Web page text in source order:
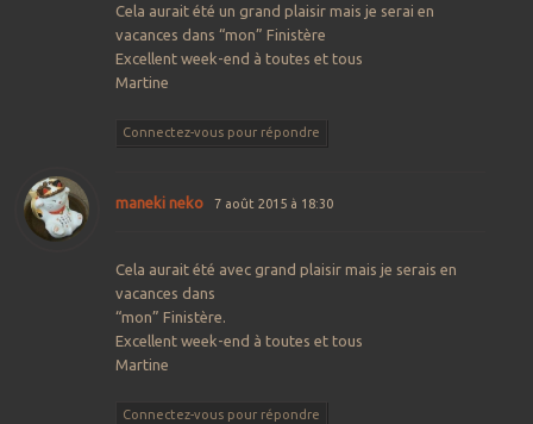
Cela aurait été un grand plaisir mais je serai en
vacances dans “mon” Finistère
Excellent week-end à toutes et tous
Martine
Connectez-vous pour répondre
maneki neko 7 août 2015 à 18:30
Cela aurait été avec grand plaisir mais je serais en
vacances dans
“mon” Finistère.
Excellent week-end à toutes et tous
Martine
Connectez-vous pour répondre